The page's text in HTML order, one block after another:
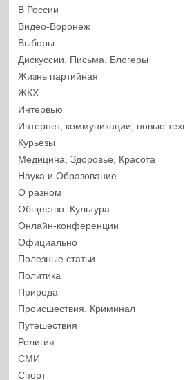
В России
Видео-Воронеж
Выборы
Дискуссии. Письма. Блогеры
Жизнь партийная
ЖКХ
Интервью
Интернет, коммуникации, новые
Курьезы
Медицина, Здоровье, Красота
Наука и Образование
О разном
Общество. Культура
Онлайн-конференции
Официально
Полезные статьи
Политика
Природа
Происшествия. Криминал
Путешествия
Религия
СМИ
Спорт